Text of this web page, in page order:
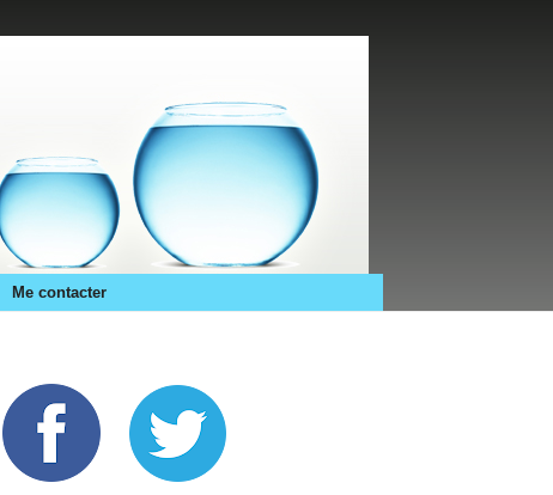
Me contacter